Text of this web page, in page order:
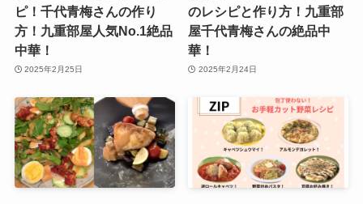
ピ！千代青梅さんの作り
方！九重部屋人気No.1絶品
中華！
2025年2月25日
のレシピと作り方！九重部
屋千代青梅さんの絶品中
華！
2025年2月24日